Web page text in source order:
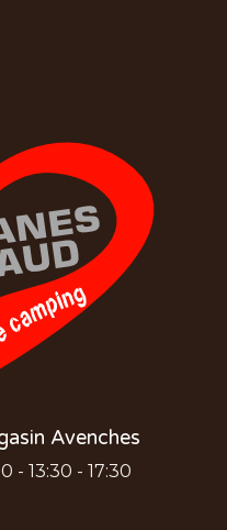
Avenches
- 13:30 - 17:30